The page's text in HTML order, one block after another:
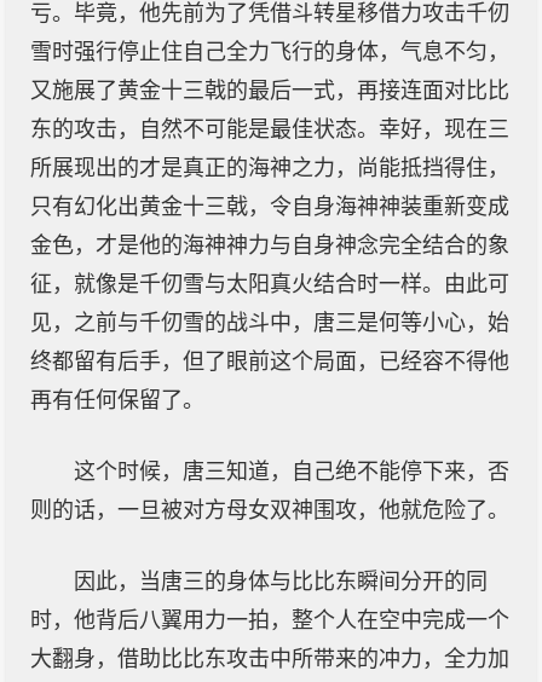
亏。毕竟，他先前为了凭借斗转星移借力攻击千仞
雪时强行停止住自己全力飞行的身体，气息不匀，
又施展了黄金十三戟的最后一式，再接连面对比比
东的攻击，自然不可能是最佳状态。幸好，现在三
所展现出的才是真正的海神之力，尚能抵挡得住，
只有幻化出黄金十三戟，令自身海神神装重新变成
金色，才是他的海神神力与自身神念完全结合的象
征，就像是千仞雪与太阳真火结合时一样。由此可
见，之前与千仞雪的战斗中，唐三是何等小心，始
终都留有后手，但了眼前这个局面，已经容不得他
再有任何保留了。
这个时候，唐三知道，自己绝不能停下来，否
则的话，一旦被对方母女双神围攻，他就危险了。
因此，当唐三的身体与比比东瞬间分开的同
时，他背后八翼用力一拍，整个人在空中完成一个
大翻身，借助比比东攻击中所带来的冲力，全力加